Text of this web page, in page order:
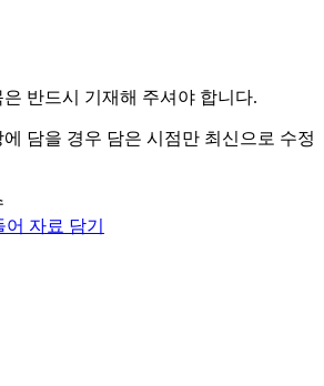
은 반드시 기재해 주셔야 합니다.
담을 경우 담은 시점만 최신으로 수정
자료 담기